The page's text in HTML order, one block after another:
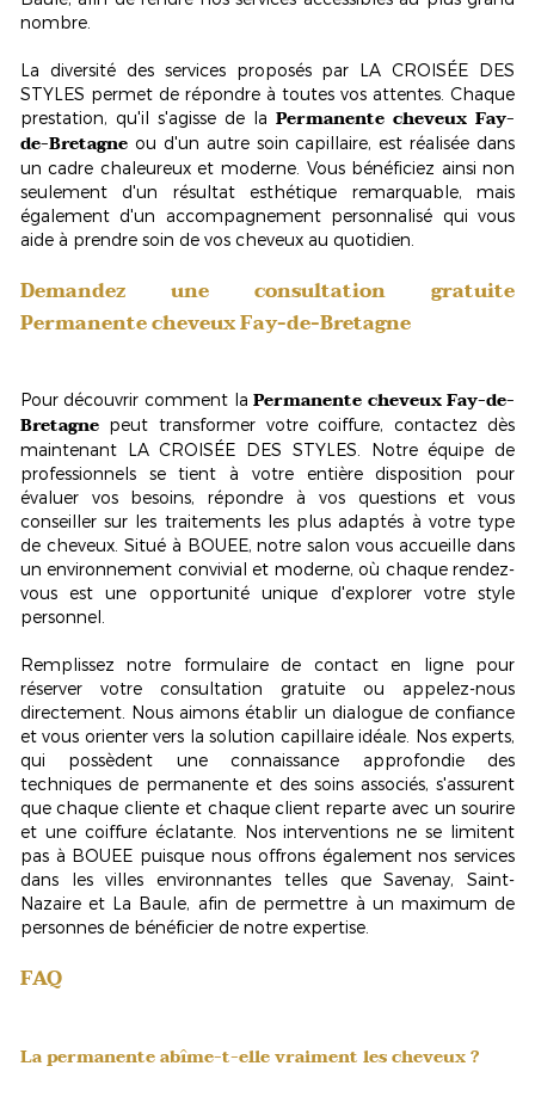
nombre.
La diversité des services proposés par LA CROISÉE DES
STYLES permet de répondre à toutes vos attentes. Chaque
prestation, qu'il s'agisse de laPermanente cheveux Fay-
de-Bretagneou d'un autre soin capillaire, est réalisée dans
un cadre chaleureux et moderne. Vous bénéficiez ainsi non
seulement d'un résultat esthétique remarquable, mais
également d'un accompagnement personnalisé qui vous
aide à prendre soin de vos cheveux au quotidien.
Demandez une consultation gratuite
Permanente cheveux Fay-de-Bretagne
Pour découvrir comment laPermanente cheveux Fay-de-
Bretagnepeut transformer votre coiffure, contactez dès
maintenant LA CROISÉE DES STYLES. Notre équipe de
professionnels se tient à votre entière disposition pour
évaluer vos besoins, répondre à vos questions et vous
conseiller sur les traitements les plus adaptés à votre type
de cheveux. Situé à BOUEE, notre salon vous accueille dans
un environnement convivial et moderne, où chaque rendez-
vous est une opportunité unique d'explorer votre style
personnel.
Remplissez notre formulaire de contact en ligne pour
réserver votre consultation gratuite ou appelez-nous
directement. Nous aimons établir un dialogue de confiance
et vous orienter vers la solution capillaire idéale. Nos experts,
qui possèdent une connaissance approfondie des
techniques de permanente et des soins associés, s'assurent
que chaque cliente et chaque client reparte avec un sourire
et une coiffure éclatante. Nos interventions ne se limitent
pas à BOUEE puisque nous offrons également nos services
dans les villes environnantes telles que Savenay, Saint-
Nazaire et La Baule, afin de permettre à un maximum de
personnes de bénéficier de notre expertise.
FAQ
La permanente abîme-t-elle vraiment les cheveux ?